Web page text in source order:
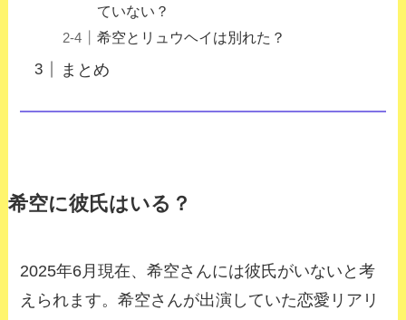
ていない？
希空とリュウヘイは別れた？
まとめ
希空に彼氏はいる？
2025年6月現在、希空さんには彼氏がいないと考
えられます。希空さんが出演していた恋愛リアリ